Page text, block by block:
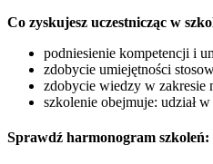
Co zyskujesz uczestnicząc w
podniesienie kompetencji i
zdobycie umiejętności
zdobycie wiedzy w zakresie
szkolenie obejmuje: udział
Sprawdź harmonogram szkoleń: